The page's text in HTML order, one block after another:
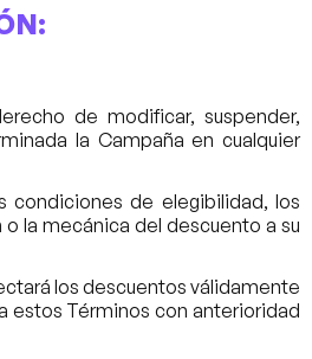
de modificar, suspender,
la Campaña en cualquier
condiciones de elegibilidad, los
la mecánica del descuento a su
los descuentos válidamente
estos Términos con anterioridad